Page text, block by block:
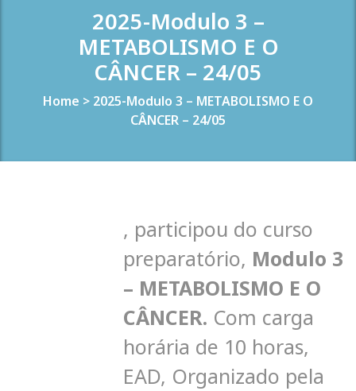
2025-Modulo 3 –
METABOLISMO E O
CÂNCER – 24/05
Home > 2025-Modulo 3 – METABOLISMO E O
CÂNCER – 24/05
, participou do curso
preparatório, Modulo 3
– METABOLISMO E O
CÂNCER. Com carga
horária de 10 horas,
EAD, Organizado pela